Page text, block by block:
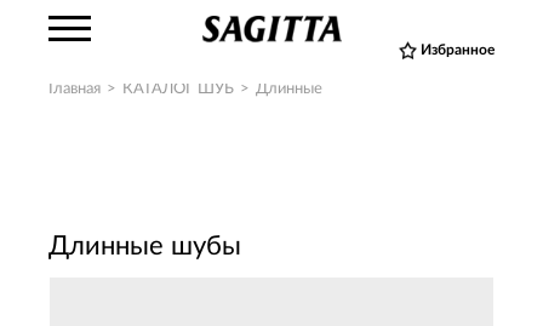
Избранное
Главная > КАТАЛОГ ШУБ > Длинные
Длинные шубы